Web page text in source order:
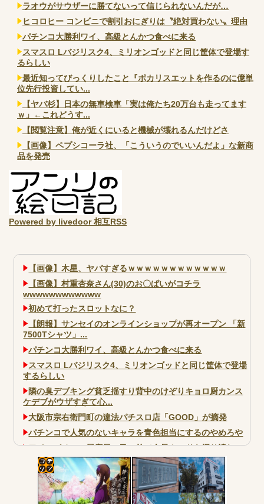
ラオウがサウザーに勝てないって信じられないんだが…
ヒコロヒー コンビニで割引おにぎりは〝絶対買わない〟理由
パチンコ大勝利ワイ、高級とんかつ食べに来る
スマスロ Lバジリスク4、ミリオンゴッドと同じ筐体で登場す
るらしい
最近知ってびっくりしたこと『ポカリスエットを作るのに億単
位先行投資してい...
【ヤバ杉】日本の無車検車「実は俺たち20万台も走ってます
ｗ」←これどうす...
【閲覧注意】俺が近くにいると機械が壊れるんだけどさ
【画像】ペプシコーラ社、「こういうのでいいんだよ」な新商
品を発売
Powered by livedoor 相互RSS
【画像】木星、ヤバすぎるｗｗｗｗｗｗｗｗｗｗｗｗ
【画像】村重杏奈さん(30)のお〇ぱいがコチラ
wwwwwwwwwwww
初めて打ったスロットなに？
【朗報】サンセイのオンラインショップが再オープン 「新
7500Tシャツ」...
パチンコ大勝利ワイ、高級とんかつ食べに来る
スマスロ Lバジリスク4、ミリオンゴッドと同じ筐体で登場
するらしい
隣の臭デブキング貧乏揺すり背中のけぞりキョロ厨カンス
ケデブがウザすぎて心...
大阪市宗右衛門町の違法パチスロ店「GOOD」が摘発
パチンコで人気のないキャラを青色担当にするのやめろや
ワイ、パチンコ屋店員の目の前で会員カードを握り潰し
「今までありがとう」と...
無職のパチンコカス(22)なんやが、ワイの人生どれくらい
ヤバいか教えて？...
AngelBeats!とかいうクソアニメの思い出ｗｗｗ
コテ
リン